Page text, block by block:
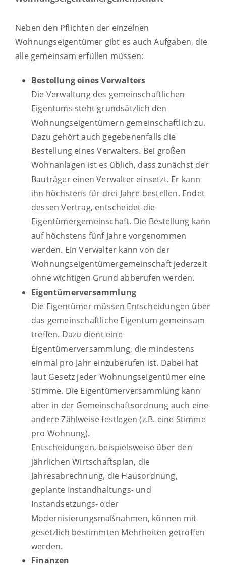
Neben den Pflichten der einzelnen
Wohnungseigentümer gibt es auch Aufgaben, die
alle gemeinsam erfüllen müssen:
Bestellung eines Verwalters
Die Verwaltung des gemeinschaftlichen
Eigentums steht grundsätzlich den
Wohnungseigentümern gemeinschaftlich zu.
Dazu gehört auch gegebenenfalls die
Bestellung eines Verwalters. Bei großen
Wohnanlagen ist es üblich, dass zunächst der
Bauträger einen Verwalter einsetzt. Er kann
ihn höchstens für drei Jahre bestellen. Endet
dessen Vertrag, entscheidet die
Eigentümergemeinschaft. Die Bestellung kann
auf höchstens fünf Jahre vorgenommen
werden. Ein Verwalter kann von der
Wohnungseigentümergemeinschaft jederzeit
ohne wichtigen Grund abberufen werden.
Eigentümerversammlung
Die Eigentümer müssen Entscheidungen über
das gemeinschaftliche Eigentum gemeinsam
treffen. Dazu dient eine
Eigentümerversammlung, die mindestens
einmal pro Jahr einzuberufen ist. Dabei hat
laut Gesetz jeder Wohnungseigentümer eine
Stimme. Die Eigentümerversammlung kann
aber in der Gemeinschaftsordnung auch eine
andere Zählweise festlegen (z.B. eine Stimme
pro Wohnung).
Entscheidungen, beispielsweise über den
jährlichen Wirtschaftsplan, die
Jahresabrechnung, die Hausordnung,
geplante Instandhaltungs- und
Instandsetzungs- oder
Modernisierungsmaßnahmen, können mit
gesetzlich bestimmten Mehrheiten getroffen
werden.
Finanzen